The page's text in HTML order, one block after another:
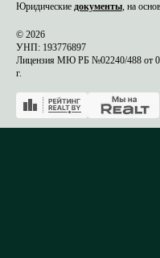
Юридические документы, на
© 2026
УНП: 193776897
Лицензия МЮ РБ №02240/488 от
г.